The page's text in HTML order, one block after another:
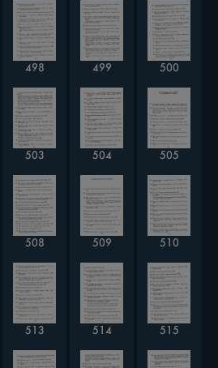
498 499 500
503 504 505
508 509 510
513 514 515